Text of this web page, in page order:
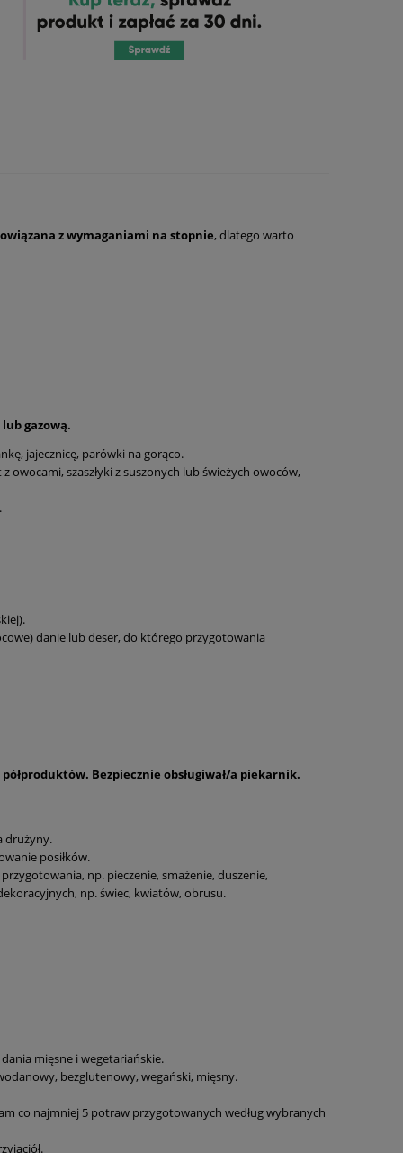
z wymaganiami na stopnie, dlatego warto
gazową.
jajecznicę, parówki na gorąco.
szaszłyki z suszonych lub świeżych owoców,
danie lub deser, do którego przygotowania
Bezpiecznie obsługiwał/a piekarnik.
drużyny.
posiłków.
np. pieczenie, smażenie, duszenie,
np. świec, kwiatów, obrusu.
mięsne i wegetariańskie.
bezglutenowy, wegański, mięsny.
co najmniej 5 potraw przygotowanych według wybranych